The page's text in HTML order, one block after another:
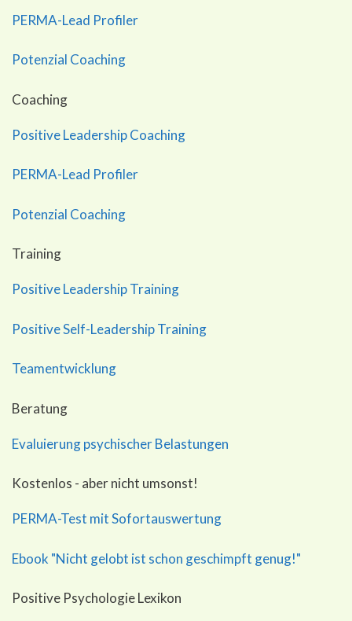
PERMA-Lead Profiler
Potenzial Coaching
Coaching
Positive Leadership Coaching
PERMA-Lead Profiler
Potenzial Coaching
Training
Positive Leadership Training
Positive Self-Leadership Training
Teamentwicklung
Beratung
Evaluierung psychischer Belastungen
Kostenlos - aber nicht umsonst!
PERMA-Test mit Sofortauswertung
Ebook "Nicht gelobt ist schon geschimpft genug!"
Positive Psychologie Lexikon